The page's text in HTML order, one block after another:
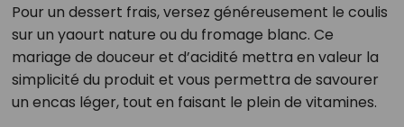
Pour un dessert frais, versez généreusement le coulis
sur un yaourt nature ou du fromage blanc. Ce
mariage de douceur et d’acidité mettra en valeur la
simplicité du produit et vous permettra de savourer
un encas léger, tout en faisant le plein de vitamines.